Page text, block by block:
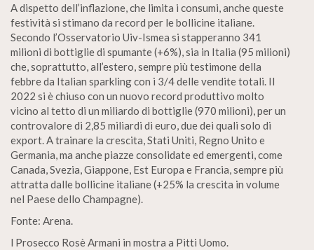
A dispetto dell’inflazione, che limita i consumi, anche queste
festività si stimano da record per le bollicine italiane.
Secondo l’Osservatorio Uiv-Ismea si stapperanno 341
milioni di bottiglie di spumante (+6%), sia in Italia (95 milioni)
che, soprattutto, all’estero, sempre più testimone della
febbre da Italian sparkling con i 3/4 delle vendite totali. II
2022 si è chiuso con un nuovo record produttivo molto
vicino al tetto di un miliardo di bottiglie (970 milioni), per un
controvalore di 2,85 miliardi di euro, due dei quali solo di
export. A trainare la crescita, Stati Uniti, Regno Unito e
Germania, ma anche piazze consolidate ed emergenti, come
Canada, Svezia, Giappone, Est Europa e Francia, sempre più
attratta dalle bollicine italiane (+25% la crescita in volume
nel Paese dello Champagne).
Fonte: Arena.
l Prosecco Rosè Armani in mostra a Pitti Uomo.